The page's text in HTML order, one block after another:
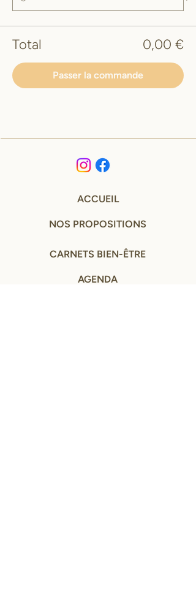
Total 0,00 €
Passer la commande
ACCUEIL
NOS PROPOSITIONS
CARNETS BIEN-ÊTRE
AGENDA